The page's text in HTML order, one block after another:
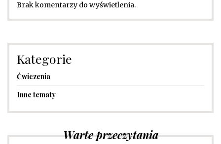
Brak komentarzy do wyświetlenia.
Kategorie
Ćwiczenia
Inne tematy
Warte przeczytania